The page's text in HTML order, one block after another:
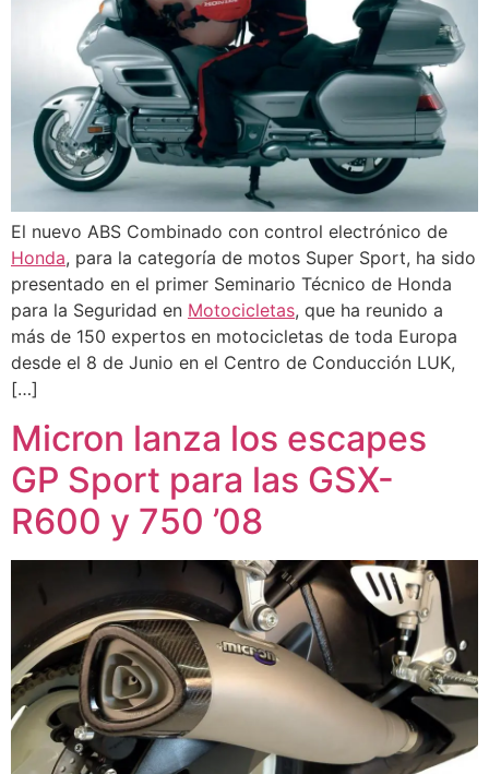
El nuevo ABS Combinado con control electrónico de
Honda, para la categoría de motos Super Sport, ha sido
presentado en el primer Seminario Técnico de Honda
para la Seguridad en Motocicletas, que ha reunido a
más de 150 expertos en motocicletas de toda Europa
desde el 8 de Junio en el Centro de Conducción LUK,
[…]
Micron lanza los escapes
GP Sport para las GSX-
R600 y 750 ’08